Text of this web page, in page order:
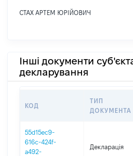
СТАХ АРТЕМ ЮРІЙОВИЧ
Інші документи
декларування
КОД
ТИП
ДОКУМЕНТА
55d15ec9-
616c-424f-
a492-
Декларація